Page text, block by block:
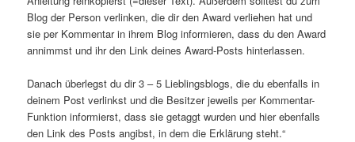
Blog der Person verlinken, die dir den Award verliehen hat und
sie per Kommentar in ihrem Blog informieren, dass du den Award
annimmst und ihr den Link deines Award-Posts hinterlassen.
Danach überlegst du dir 3 – 5 Lieblingsblogs, die du ebenfalls in
deinem Post verlinkst und die Besitzer jeweils per Kommentar-
Funktion informierst, dass sie getaggt wurden und hier ebenfalls
den Link des Posts angibst, in dem die Erklärung steht.“